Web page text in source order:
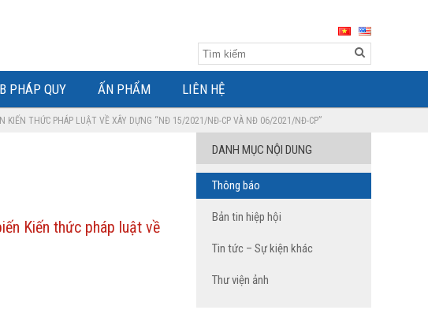
PHÁP QUY ẤN PHẨM LIÊN HỆ
KIẾN THỨC PHÁP LUẬT VỀ XÂY DỰNG “NĐ 15/2021/NĐ-CP VÀ NĐ 06/2021/NĐ-CP”
Kiến thức pháp luật về
DANH MỤC NỘI DUNG
Thông báo
Bản tin hiệp hội
Tin tức – Sự kiện khác
Thư viện ảnh